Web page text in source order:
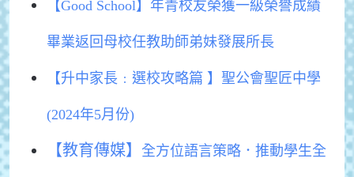
【Good School】年青校友榮獲一級榮譽成績
畢業返回母校任教助師弟妹發展所長
【升中家長﹕選校攻略篇 】聖公會聖匠中學
(2024年5月份)
【教育傳媒】 全方位語言策略．推動學生全